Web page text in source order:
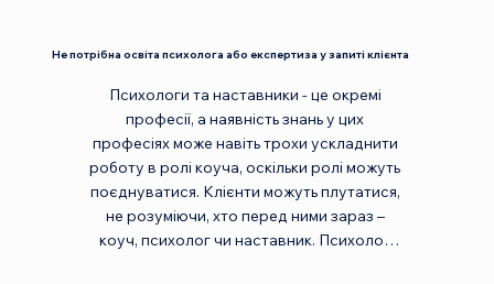
Не потрібна освіта психолога або експертиза у запиті клієнта
Психологи та наставники - це окремі
професії, а наявність знань у цих
професіях може навіть трохи ускладнити
роботу в ролі коуча, оскільки ролі можуть
поєднуватися. Клієнти можуть плутатися,
не розуміючи, хто перед ними зараз –
коуч, психолог чи наставник. Психолог